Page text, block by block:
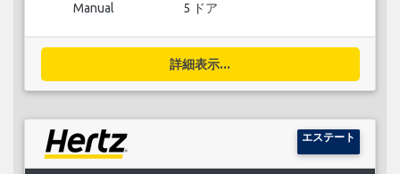
Manual 5 ドア
詳細表示...
エステート